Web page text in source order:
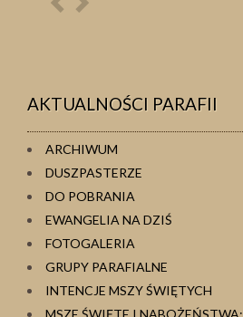
AKTUALNOŚCI PARAFII
ARCHIWUM
DUSZPASTERZE
DO POBRANIA
EWANGELIA NA DZIŚ
FOTOGALERIA
GRUPY PARAFIALNE
INTENCJE MSZY ŚWIĘTYCH